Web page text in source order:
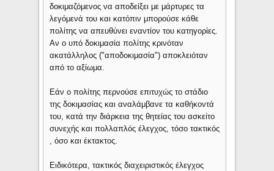
δοκιμαζόμενος να αποδείξει με μάρτυρες τα
λεγόμενά του και κατόπιν μπορούσε κάθε
πολίτης να απευθύνει εναντίον του κατηγορίες.
Αν ο υπό δοκιμασία πολίτης κρινόταν
ακατάλληλος ("αποδοκιμασία") αποκλειόταν
από το αξίωμα.
Εάν ο πολίτης περνούσε επιτυχώς το στάδιο
της δοκιμασίας και αναλάμβανε τα καθήκοντά
του, κατά την διάρκεια της θητείας του ασκείτο
συνεχής και πολλαπλός έλεγχος, τόσο τακτικός
, όσο και έκτακτος.
Ειδικότερα, τακτικός διαχειριστικός έλεγχος